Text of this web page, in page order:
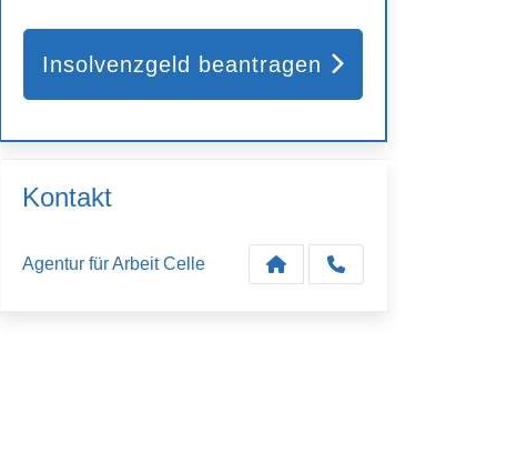
Insolvenzgeld beantragen
Kontakt
Agentur für Arbeit Celle